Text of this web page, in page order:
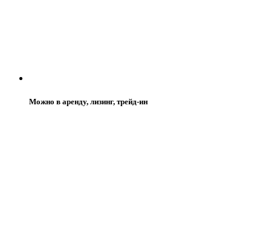
Можно в аренду, лизинг, трейд-ин